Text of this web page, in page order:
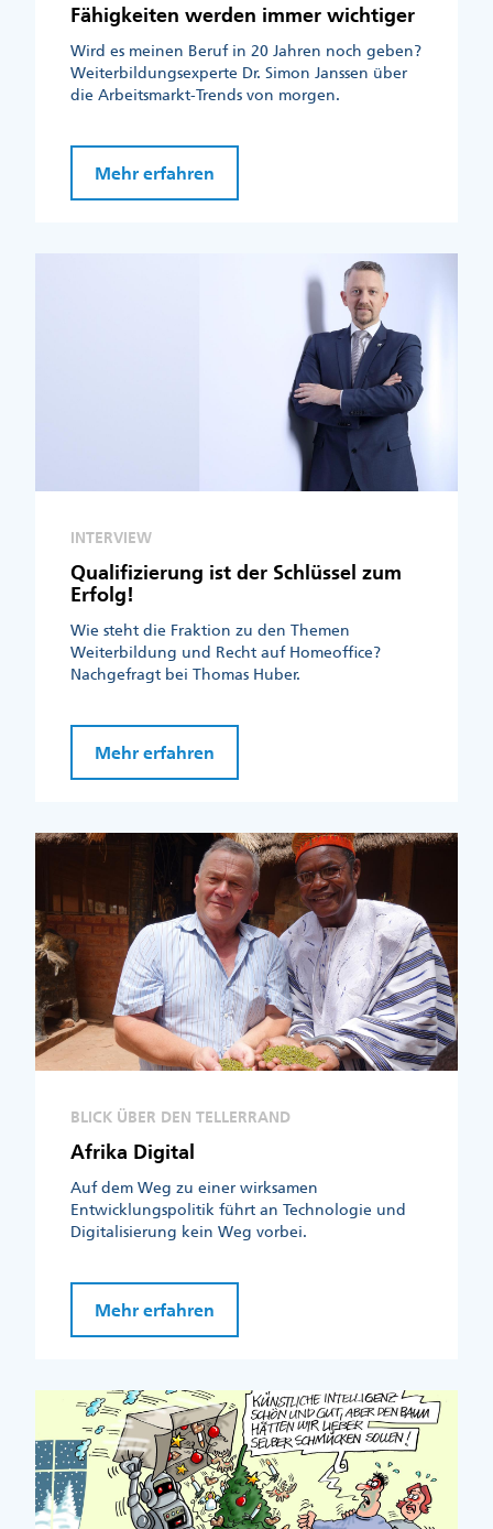
Fähigkeiten werden immer wichtiger
Wird es meinen Beruf in 20 Jahren noch geben?
Weiterbildungsexperte Dr. Simon Janssen über
die Arbeitsmarkt-Trends von morgen.
Mehr erfahren
INTERVIEW
Qualifizierung ist der Schlüssel zum
Erfolg!
Wie steht die Fraktion zu den Themen
Weiterbildung und Recht auf Homeoffice?
Nachgefragt bei Thomas Huber.
Mehr erfahren
BLICK ÜBER DEN TELLERRAND
Afrika Digital
Auf dem Weg zu einer wirksamen
Entwicklungspolitik führt an Technologie und
Digitalisierung kein Weg vorbei.
Mehr erfahren